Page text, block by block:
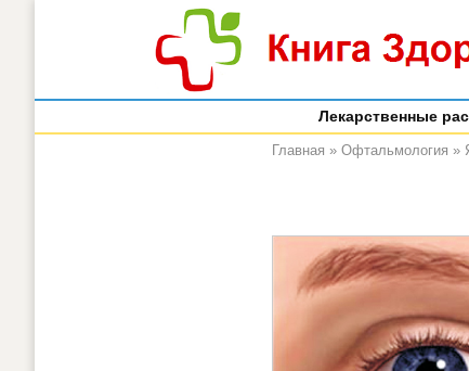
Лекарственные
Главная » Офтальмология »